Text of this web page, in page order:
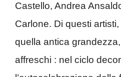
Castello, Andrea
Carlone. Di questi
quella antica
affreschi : nel ciclo